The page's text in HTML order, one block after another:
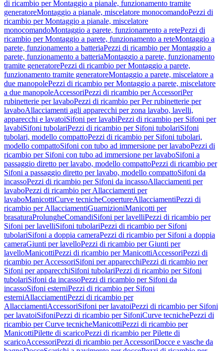
di ricambio per Montaggio a pianale, funzionamento tramite
generatoreMontaggio a pianale, miscelatore monocomandoPezzi di
ricambio per Montaggio a pianale, miscelatore
monocomandoMontaggio a parete, funzionamento a retePezzi di
ricambio per Montaggio a parete, funzionamento a reteMontaggio a
parete, funzionamento a batteriaPezzi di ricambio per Montaggio a
parete, funzionamento a batteriaMontaggio a parete, funzionamento
tramite generatorePezzi di ricambio per Montaggio a parete,
funzionamento tramite generatoreMontaggio a parete, miscelatore a
due manopolePezzi di ricambio per Montaggio a parete, miscelatore
a due manopoleAccessoriPezzi di ricambio per AccessoriPer
rubinetterie per lavaboPezzi di ricambio per Per rubinetterie per
lavaboAllacciamenti agli apparecchi per zona lavabo, lavelli,
apparecchi e lavatoiSifoni per lavabiPezzi di ricambio per Sifoni per
lavabiSifoni tubolariPezzi di ricambio per Sifoni tubolariSifoni
tubolari, modello compattoPezzi di ricambio per Sifoni tubolari,
modello compattoSifoni con tubo ad immersione per lavaboPezzi di
ricambio per Sifoni con tubo ad immersione per lavaboSifoni a
passaggio diretto per lavabo, modello compattoPezzi di ricambio per
Sifoni a passaggio diretto per lavabo, modello compattoSifoni da
incassoPezzi di ricambio per Sifoni da incassoAllacciamenti per
lavaboPezzi di ricambio per Allacciamenti per
lavaboManicottiCurve tecnicheCopertureAllacciamentiPezzi di
ricambio per AllacciamentiGuarnizioniManicotti per
brasaturaProlungheComandiSifoni per lavelliPezzi di ricambio per
Sifoni per lavelliSifoni tubolariPezzi di ricambio per Sifoni
tubolariSifoni a doppia cameraPezzi di ricambio per Sifoni a doppia
cameraGiunti per lavelloPezzi di ricambio per Giunti per
lavelloManicottiPezzi di ricambio per ManicottiAccessoriPezzi di
ricambio per AccessoriSifoni per apparecchiPezzi di ricambio per
Sifoni per apparecchiSifoni tubolariPezzi di ricambio per Sifoni
tubolariSifoni da incassoPezzi di ricambio per Sifoni da
incassoSifoni esterniPezzi di ricambio per Sifoni
esterniAllacciamentiPezzi di ricambio per
AllacciamentiAccessoriSifoni per lavatoiPezzi di ricambio per Sifoni
per lavatoiSifoniPezzi di ricambio per SifoniCurve tecnichePezzi di
ricambio per Curve tecnicheManicottiPezzi di ricambio per
ManicottiPilette di scaricoPezzi di ricambio per Pilette di
scaricoAccessoriPezzi di ricambio per AccessoriDocce e vasche da